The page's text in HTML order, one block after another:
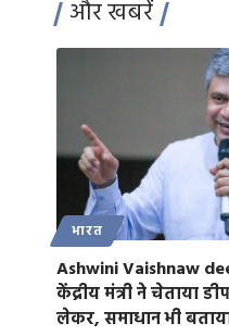
और खबरें
भारत
Ashwini Vaishnaw
केंद्रीय मंत्री ने चेताया
लेकर, समाधान भी